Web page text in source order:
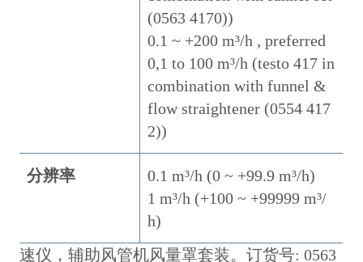
(0563 4170))
0.1 ~ +200 m³/h , preferred
0,1 to 100 m³/h (testo 417 in
combination with funnel &
flow straightener (0554 417
2))
分辨率
0.1 m³/h (0 ~ +99.9 m³/h)
1 m³/h (+100 ~ +99999 m³/
h)
速仪，辅助风管机风量罩套装。订货号: 0563